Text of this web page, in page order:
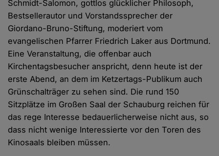
Schmidt-Salomon, gottlos glücklicher Philosoph,
Bestsellerautor und Vorstandssprecher der
Giordano-Bruno-Stiftung, moderiert vom
evangelischen Pfarrer Friedrich Laker aus Dortmund.
Eine Veranstaltung, die offenbar auch
Kirchentagsbesucher anspricht, denn heute ist der
erste Abend, an dem im Ketzertags-Publikum auch
Grünschalträger zu sehen sind. Die rund 150
Sitzplätze im Großen Saal der Schauburg reichen für
das rege Interesse bedauerlicherweise nicht aus, so
dass nicht wenige Interessierte vor den Toren des
Kinosaals bleiben müssen.